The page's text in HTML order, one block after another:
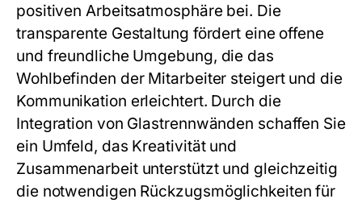
positiven Arbeitsatmosphäre bei. Die
transparente Gestaltung fördert eine offene
und freundliche Umgebung, die das
Wohlbefinden der Mitarbeiter steigert und die
Kommunikation erleichtert. Durch die
Integration von Glastrennwänden schaffen Sie
ein Umfeld, das Kreativität und
Zusammenarbeit unterstützt und gleichzeitig
die notwendigen Rückzugsmöglichkeiten für